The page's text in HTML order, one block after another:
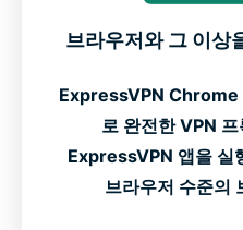
브라우저와 그 이상
ExpressVPN Chrome
로 완전한 VPN
ExpressVPN 앱을 실
브라우저 수준의